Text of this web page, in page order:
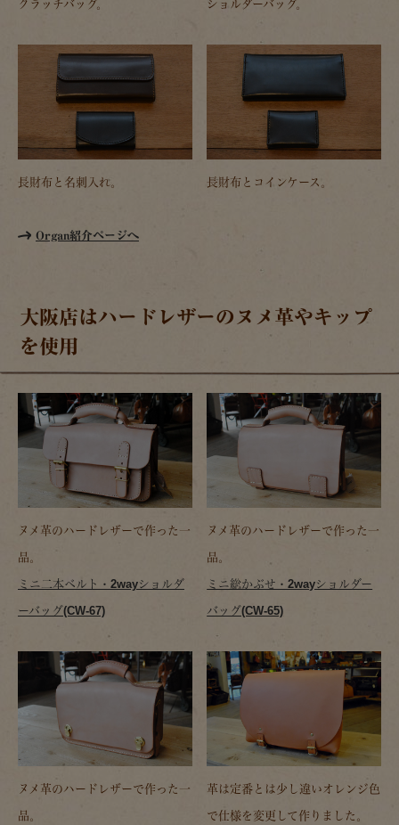
クラッチバッグ。 ショルダーバッグ。
長財布と名刺入れ。 長財布とコインケース。
Organ紹介ページへ
大阪店はハードレザーのヌメ革やキップ
を使用
ヌメ革のハードレザーで作った一
品。
ミニ二本ベルト・2wayショルダ
ーバッグ(CW-67)
ヌメ革のハードレザーで作った一
品。
ミニ総かぶせ・2wayショルダー
バッグ(CW-65)
ヌメ革のハードレザーで作った一
品。
革は定番とは少し違いオレンジ色
で仕様を変更して作りました。